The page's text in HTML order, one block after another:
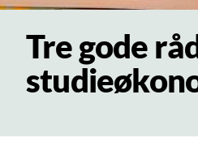
Tre gode